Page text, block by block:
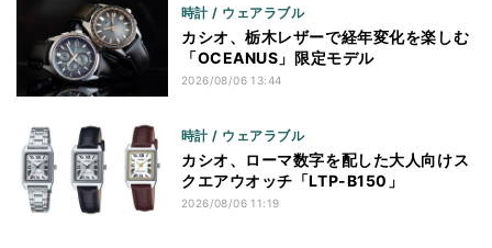
時計 / ウェアラブル
カシオ、栃木レザーで経年変化を楽しむ
「OCEANUS」限定モデル
2026/08/06 13:44
時計 / ウェアラブル
カシオ、ローマ数字を配した大人向けス
クエアウオッチ「LTP-B150」
2026/08/06 11:19